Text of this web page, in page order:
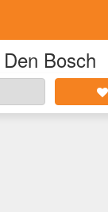
Den Bosch